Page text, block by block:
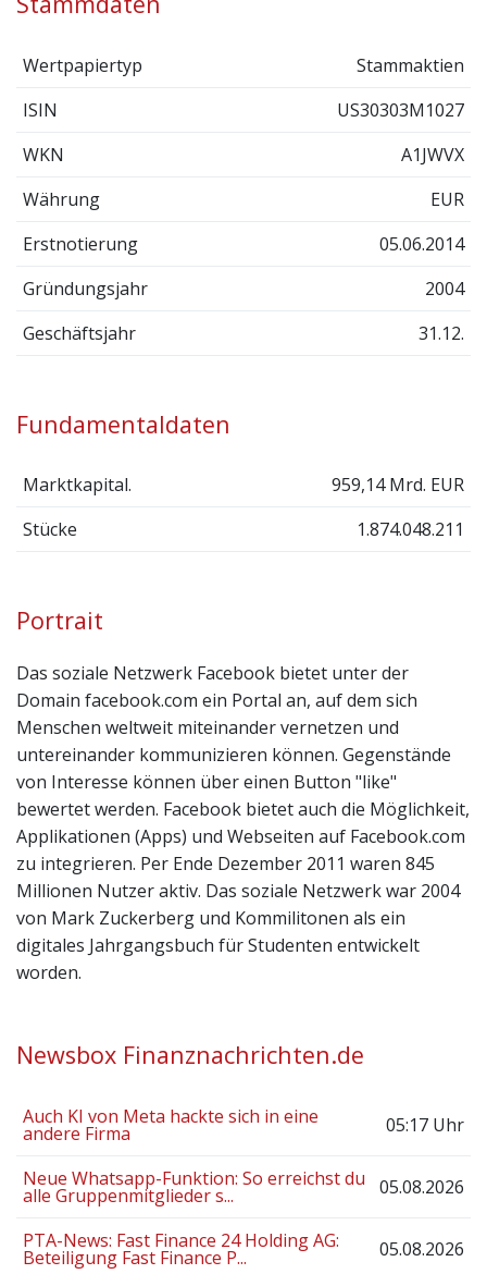
Wertpapiertyp
Stammaktien
ISIN
US30303M1027
WKN
A1JWVX
Währung
EUR
Erstnotierung
05.06.2014
Gründungsjahr
2004
Geschäftsjahr
31.12.
Fundamentaldaten
Marktkapital.
959,14 Mrd. EUR
Stücke
1.874.048.211
Portrait
Das soziale Netzwerk Facebook bietet unter der
Domain facebook.com ein Portal an, auf dem sich
Menschen weltweit miteinander vernetzen und
untereinander kommunizieren können. Gegenstände
von Interesse können über einen Button "like"
bewertet werden. Facebook bietet auch die Möglichkeit,
Applikationen (Apps) und Webseiten auf Facebook.com
zu integrieren. Per Ende Dezember 2011 waren 845
Millionen Nutzer aktiv. Das soziale Netzwerk war 2004
von Mark Zuckerberg und Kommilitonen als ein
digitales Jahrgangsbuch für Studenten entwickelt
worden.
Newsbox Finanznachrichten.de
Auch KI von Meta hackte sich in eine
andere Firma 05:17 Uhr
Neue Whatsapp-Funktion: So erreichst du
alle Gruppenmitglieder s... 05.08.2026
PTA-News: Fast Finance 24 Holding AG:
Beteiligung Fast Finance P... 05.08.2026